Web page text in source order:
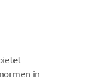
in